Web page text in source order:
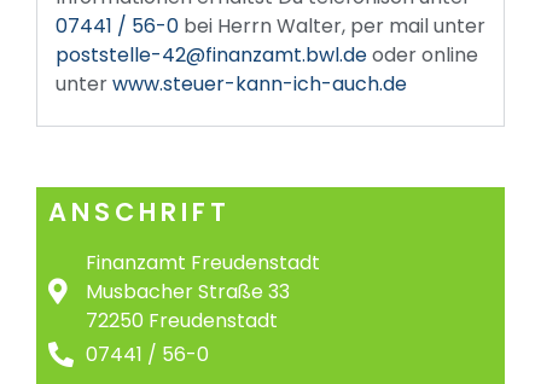
07441 / 56-0 bei Herrn Walter, per mail unter
poststelle-42@finanzamt.bwl.deoder online
unterwww.steuer-kann-ich-auch.de
ANSCHRIFT
Finanzamt Freudenstadt
Musbacher Straße 33
72250 Freudenstadt
07441 / 56-0